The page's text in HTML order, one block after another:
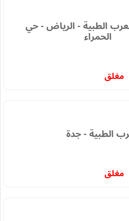
الطبية - الرياض - حي
الحمراء
مغلق
الطبية - جدة
مغلق